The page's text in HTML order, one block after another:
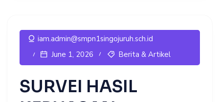
iam.admin@smpn1singojuruh.sch.id
June 1, 2026
Berita & Artikel
SURVEI HASIL